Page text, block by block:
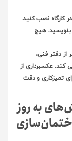
کارگاه نصب کنید.
هیچ
از دفتر فنی،
کند. عکسبرداری از
تمیزکاری و دقت
به روز